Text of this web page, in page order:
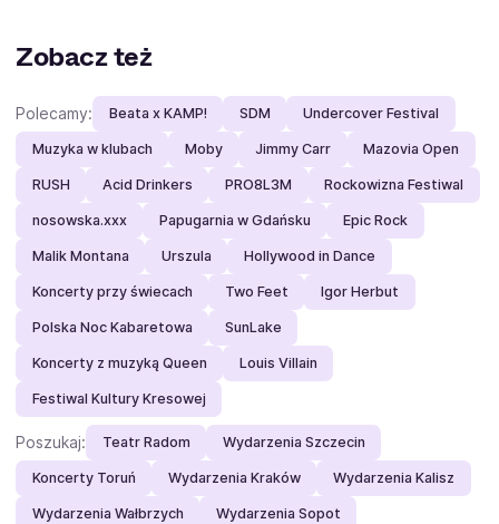
Zobacz też
Polecamy: Beata x KAMP! SDM Undercover Festival
Muzyka w klubach Moby Jimmy Carr Mazovia Open
RUSH Acid Drinkers PRO8L3M Rockowizna Festiwal
nosowska.xxx Papugarnia w Gdańsku Epic Rock
Malik Montana Urszula Hollywood in Dance
Koncerty przy świecach Two Feet Igor Herbut
Polska Noc Kabaretowa SunLake
Koncerty z muzyką Queen Louis Villain
Festiwal Kultury Kresowej
Poszukaj: Teatr Radom Wydarzenia Szczecin
Koncerty Toruń Wydarzenia Kraków Wydarzenia Kalisz
Wydarzenia Wałbrzych Wydarzenia Sopot